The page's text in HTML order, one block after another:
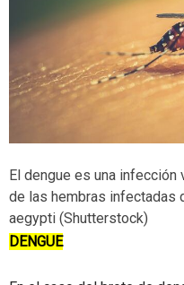
El dengue es una
de las hembras infectadas
aegypti (Shutterstock)
DENGUE